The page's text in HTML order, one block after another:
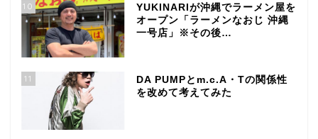
10
YUKINARIが沖縄でラーメン屋を
オープン「ラーメンなおじ 沖縄
一号店」※その後…
11
DA PUMPとm.c.A・Tの関係性
を改めて考えてみた